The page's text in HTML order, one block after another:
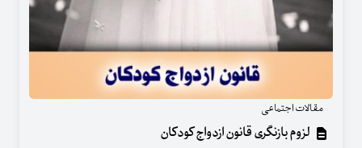
مقالات اجتماعی
‌ لزوم بازنگری قانون ازدواج کودکان